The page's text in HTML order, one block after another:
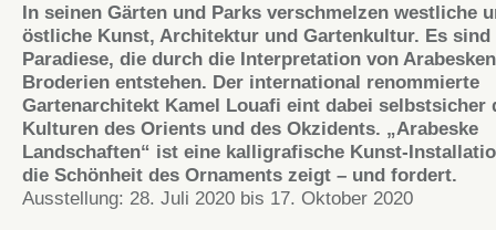
In seinen Gärten und Parks verschmelzen westliche
östliche Kunst, Architektur und Gartenkultur. Es sind
Paradiese, die durch die Interpretation von
Broderien entstehen. Der international renommierte
Gartenarchitekt Kamel Louafi eint dabei selbstsicher
Kulturen des Orients und des Okzidents. „Arabeske
Landschaften“ ist eine kalligrafische Kunst-
die Schönheit des Ornaments zeigt – und fordert.
Ausstellung: 28. Juli 2020 bis 17. Oktober 2020